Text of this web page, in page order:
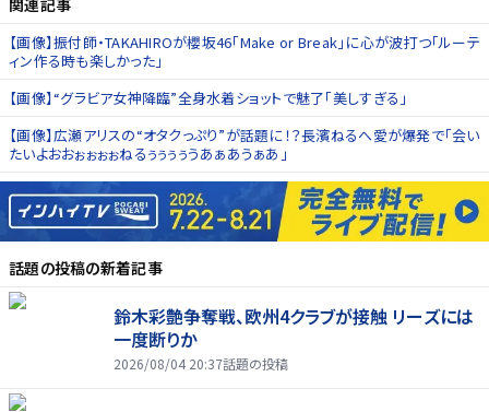
【画像】振付師・TAKAHIROが櫻坂46「Make or Break」に心が波打つ「ルーテ
ィン作る時も楽しかった」
【画像】“グラビア女神降臨”全身水着ショットで魅了「美しすぎる」
【画像】広瀬アリスの“オタクっぷり”が話題に！？長濱ねるへ愛が爆発で「会い
たいよおおぉぉぉぉねるぅぅぅぅうあぁあうぁあ」
話題の投稿の新着記事
鈴木彩艶争奪戦、欧州4クラブが接触 リーズには
一度断りか
2026/08/04 20:37話題の投稿